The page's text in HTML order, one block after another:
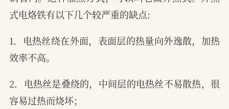
式电烙铁有以下几个较严重的缺点:
1．电热丝绕在外面，表面层的热量向外逸散，加热
效率不高。
2．电热丝是叠绕的，中间层的电热丝不易散热，很
容易过热而烧坏；